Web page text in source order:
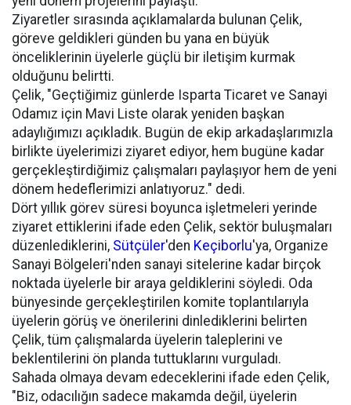
Ziyaretler sırasında açıklamalarda bulunan Çelik,
göreve geldikleri günden bu yana en büyük
önceliklerinin üyelerle güçlü bir iletişim kurmak
olduğunu belirtti.
Çelik, "Geçtiğimiz günlerde Isparta Ticaret ve Sanayi
Odamız için Mavi Liste olarak yeniden başkan
adaylığımızı açıkladık. Bugün de ekip arkadaşlarımızla
birlikte üyelerimizi ziyaret ediyor, hem bugüne kadar
gerçekleştirdiğimiz çalışmaları paylaşıyor hem de yeni
dönem hedeflerimizi anlatıyoruz." dedi.
Dört yıllık görev süresi boyunca işletmeleri yerinde
ziyaret ettiklerini ifade eden Çelik, sektör buluşmaları
düzenlediklerini, Sütçüler'den Keçiborlu'ya, Organize
Sanayi Bölgeleri'nden sanayi sitelerine kadar birçok
noktada üyelerle bir araya geldiklerini söyledi. Oda
bünyesinde gerçekleştirilen komite toplantılarıyla
üyelerin görüş ve önerilerini dinlediklerini belirten
Çelik, tüm çalışmalarda üyelerin taleplerini ve
beklentilerini ön planda tuttuklarını vurguladı.
Sahada olmaya devam edeceklerini ifade eden Çelik,
"Biz, odacılığın sadece makamda değil, üyelerin